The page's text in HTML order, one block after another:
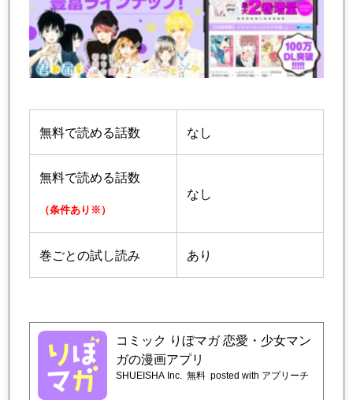
無料で読める話数 なし
無料で読める話数
（条件あり※）
なし
巻ごとの試し読み あり
コミック りぼマガ 恋愛・少女マン
ガの漫画アプリ
SHUEISHA Inc. 無料 posted with アプリーチ